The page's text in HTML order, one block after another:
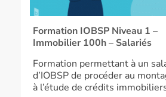
Formation IOBSP Niveau 1 –
Immobilier 100h – Salariés
Formation permettant à un
d’IOBSP de procéder au
à l’étude de crédits